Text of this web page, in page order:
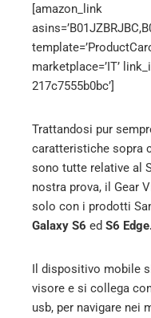
[amazon_link
marketplace=’IT’
217c7555b0bc’]
Trattandosi pur
caratteristiche sopra
sono tutte relative al
nostra prova, il Gear
solo con i prodotti
Galaxy S6 ed S6
Il dispositivo mobile
visore e si collega
usb, per navigare nei